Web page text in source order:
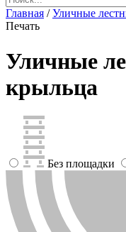
Главная /Уличные
Печать
Уличные
крыльца
Без площадки